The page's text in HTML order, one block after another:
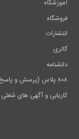
آموزشگاه
فروشگاه
انتشارات
گالری
دانشنامه
۸۰۸ پلاس (پرسش و پاسخ)
کاریابی و آگهی های شغلی